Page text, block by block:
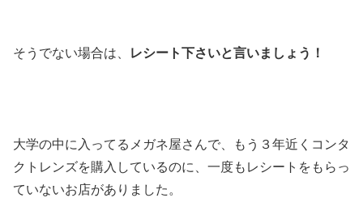
そうでない場合は、 レシート下さいと言いましょう！
大学の中に入ってるメガネ屋さんで、もう３年近くコンタ
クトレンズを購入しているのに、一度もレシートをもらっ
ていないお店がありました。